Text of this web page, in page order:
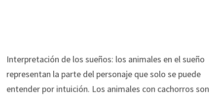
Interpretación de los sueños: los animales en el sueño
representan la parte del personaje que solo se puede
entender por intuición. Los animales con cachorros son